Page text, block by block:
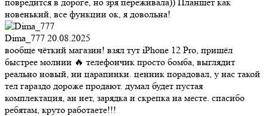
новенький, все функции ок, я довольна!
Dima_777 20.08.2025
вообще чёткий магазин! взял тут iPhone 12 Pro, пришёл
быстрее молнии 🔥 телефончик просто бомба, выглядит
реально новый, ни царапинки. ценник порадовал, у нас такой
тел гараздо дороже продают. думал будет пустая
комплектация, ан нет, зарядка и скрепка на месте. спасибо
ребятам, круто работаете!!!